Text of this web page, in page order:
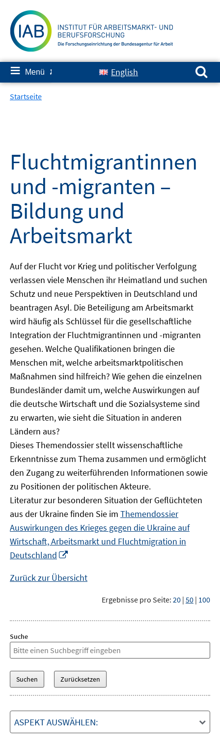
zum
Inhalt
≡ Menü ✘ English
Suchen nach:
Startseite
Fluchtmigrantinnen
und -migranten –
Bildung und
Arbeitsmarkt
Auf der Flucht vor Krieg und politischer Verfolgung
verlassen viele Menschen ihr Heimatland und suchen
Schutz und neue Perspektiven in Deutschland und
beantragen Asyl. Die Beteiligung am Arbeitsmarkt
wird häufig als Schlüssel für die gesellschaftliche
Integration der Fluchtmigrantinnen und -migranten
gesehen. Welche Qualifikationen bringen die
Menschen mit, welche arbeitsmarktpolitischen
Maßnahmen sind hilfreich? Wie gehen die einzelnen
Bundesländer damit um, welche Auswirkungen auf
die deutsche Wirtschaft und die Sozialsysteme sind
zu erwarten, wie sieht die Situation in anderen
Ländern aus?
Dieses Themendossier stellt wissenschaftliche
Erkenntnisse zum Thema zusammen und ermöglicht
den Zugang zu weiterführenden Informationen sowie
zu Positionen der politischen Akteure.
Literatur zur besonderen Situation der Geflüchteten
aus der Ukraine finden Sie im Themendossier
Auswirkungen des Krieges gegen die Ukraine auf
Wirtschaft, Arbeitsmarkt und Fluchtmigration in
Deutschland
Fenster
Zurück zur Übersicht
Ergebnisse pro Seite: 20 | 50 | 100
Suche
ASPEKT AUSWÄHLEN: